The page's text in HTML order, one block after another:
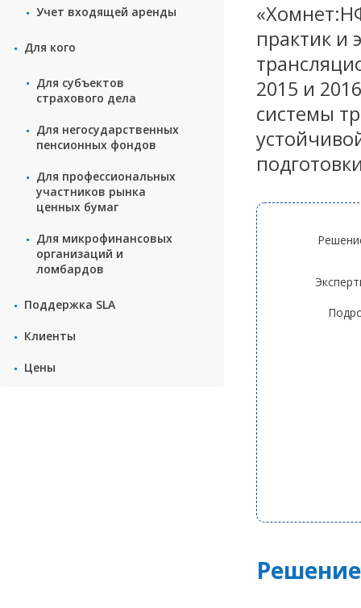
Учет входящей аренды
Для кого
Для субъектов
страхового дела
Для негосударственных
пенсионных фондов
Для профессиональных
участников рынка
ценных бумаг
Для микрофинансовых
организаций и
ломбардов
Поддержка SLA
Клиенты
Цены
практик и
2015 и
системы